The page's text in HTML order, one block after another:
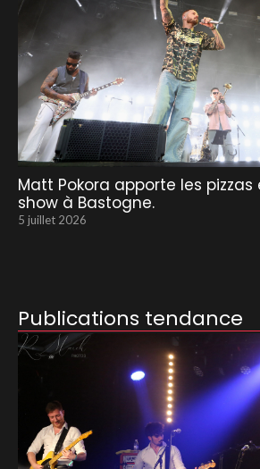
Matt Pokora apporte les pizzas
show à Bastogne.
5 juillet 2026
Publications tendance